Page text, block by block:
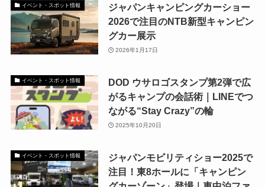
イベント・スポット情報
ジャパンキャンピングカーショー
2026で注目のNTB新型キャンピン
グカー展示
2026年1月17日
イベント・スポット情報
DOD ウサロゴスタンプ第2弾で広
がるキャンプの会話術｜LINEでつ
ながる“Stay Crazy”の輪
2025年10月20日
イベント・スポット情報
ジャパンモビリティショー2025で
注目！東8ホールに「キャンピン